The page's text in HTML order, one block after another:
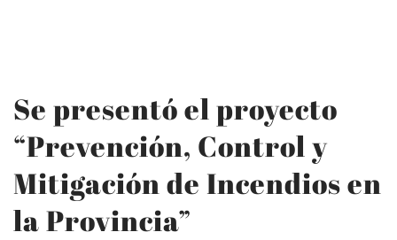
Se presentó el proyecto
“Prevención, Control y
Mitigación de Incendios en
la Provincia”